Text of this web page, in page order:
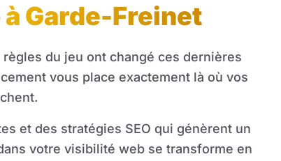
à Garde-Freinet
du jeu ont changé ces dernières
vous place exactement là où vos
et des stratégies SEO qui génèrent un
votre visibilité web se transforme en